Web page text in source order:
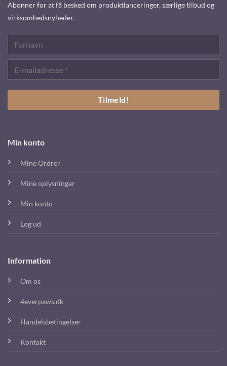
Min konto
Mine Ordrer
Mine oplysninger
Min konto
Log ud
Information
Om os
4everpaws.dk
Handelsbetingelser
Kontakt
Abonner for at få besked om produktlanceringer, særlige tilbud og
virksomhedsnyheder.